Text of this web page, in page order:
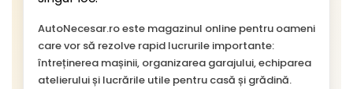
AutoNecesar.ro este magazinul online pentru oameni
care vor să rezolve rapid lucrurile importante:
întreținerea mașinii, organizarea garajului, echiparea
atelierului și lucrările utile pentru casă și grădină.